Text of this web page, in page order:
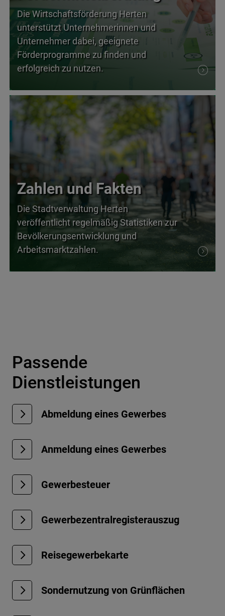
Die Wirtschaftsförderung Herten
unterstützt Unternehmerinnen und
Unternehmer dabei, geeignete
Förderprogramme zu finden und
erfolgreich zu nutzen.
Zahlen und Fakten
Die Stadtverwaltung Herten
veröffentlicht regelmäßig Statistiken zur
Bevölkerungsentwicklung und
Arbeitsmarktzahlen.
Passende
Dienstleistungen
Abmeldung eines Gewerbes
Anmeldung eines Gewerbes
Gewerbesteuer
Gewerbezentralregisterauszug
Reisegewerbekarte
Sondernutzung von Grünflächen